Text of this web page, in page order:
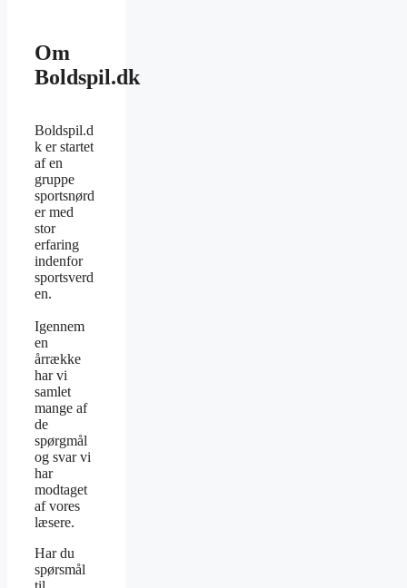
Om
Boldspil.dk
Boldspil.d
k er startet
af en
gruppe
sportsnørd
er med
stor
erfaring
indenfor
sportsverd
en.
Igennem
en
årrække
har vi
samlet
mange af
de
spørgmål
og svar vi
har
modtaget
af vores
læsere.
Har du
spørsmål